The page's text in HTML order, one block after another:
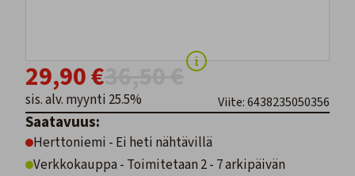
29,90 €
sis. alv. myynti 25.5% Viite: 6438235050356
Saatavuus:
Herttoniemi - Ei heti nähtävillä
Verkkokauppa - Toimitetaan 2 - 7 arkipäivän